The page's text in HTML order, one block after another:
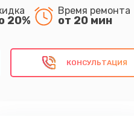
20%
Время ремонта
от 20 мин
КОНСУЛЬТАЦИЯ